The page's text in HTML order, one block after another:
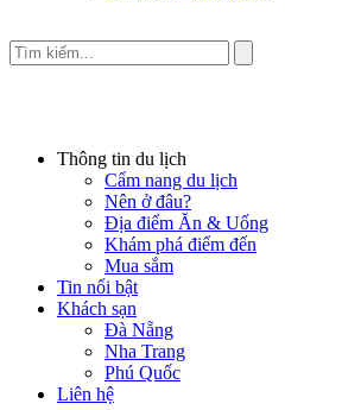
Thông tin du lịch
Cẩm nang du lịch
Nên ở đâu?
Địa điểm Ăn & Uống
Khám phá điểm đến
Mua sắm
Tin nổi bật
Khách sạn
Đà Nẵng
Nha Trang
Phú Quốc
Liên hệ